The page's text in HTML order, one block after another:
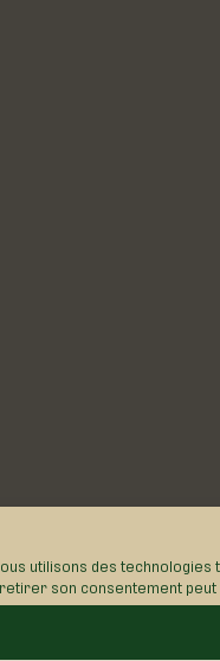
utilisons des
son consentement